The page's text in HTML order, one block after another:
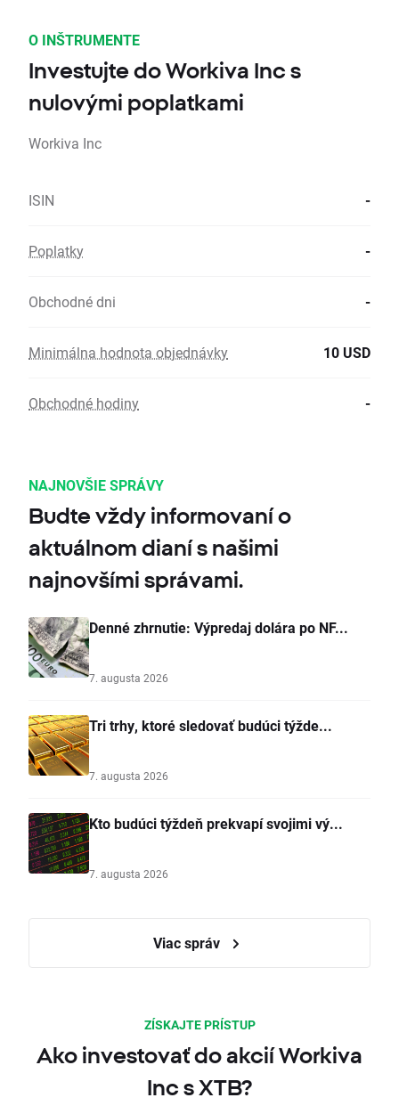
O INŠTRUMENTE
Investujte do Workiva Inc s
nulovými poplatkami
Workiva Inc
ISIN -
Poplatky -
Obchodné dni -
Minimálna hodnota objednávky 10 USD
Obchodné hodiny -
NAJNOVŠIE SPRÁVY
Budte vždy informovaní o
aktuálnom dianí s našimi
najnovšími správami.
Denné zhrnutie: Výpredaj dolára po NF...
7. augusta 2026
Tri trhy, ktoré sledovať budúci týžde...
7. augusta 2026
Kto budúci týždeň prekvapí svojimi vý...
7. augusta 2026
Viac správ
ZÍSKAJTE PRÍSTUP
Ako investovať do akcií Workiva
Inc s XTB?